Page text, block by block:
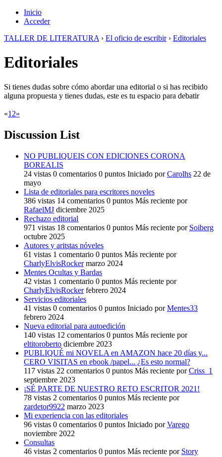
Inicio
Acceder
TALLER DE LITERATURA › El oficio de escribir › Editoriales
Editoriales
Si tienes dudas sobre cómo abordar una editorial o si has recibido
alguna propuesta y tienes dudas, este es tu espacio para debatir
«1 2»
Discussion List
NO PUBLIQUEIS CON EDICIONES CORONA
BOREALIS
24 vistas 0 comentarios 0 puntos Iniciado porCarolhs 22 de
mayo
Lista de editoriales para escritores noveles
386 vistas 14 comentarios 0 puntos Más reciente por
RafaelMJ diciembre 2025
Rechazo editorial
971 vistas 18 comentarios 0 puntos Más reciente por Soiberg
octubre 2025
Autores y aritstas nóveles
61 vistas 1 comentario 0 puntos Más reciente por
CharlyElvisRocker marzo 2024
Mentes Ocultas y Bardas
42 vistas 1 comentario 0 puntos Más reciente por
CharlyElvisRocker febrero 2024
Servicios editoriales
41 vistas 0 comentarios 0 puntos Iniciado porMentes33
febrero 2024
Nueva editorial para autoedición
140 vistas 12 comentarios 0 puntos Más reciente por
eltitoroberto diciembre 2023
PUBLIQUÉ mi NOVELA en AMAZON hace 20 días y...
CERO VISITAS en ebook /papel... ¿Es esto normal?
117 vistas 22 comentarios 0 puntos Más reciente porCriss_1
septiembre 2023
¡SÉ PARTE DE NUESTRO RETO ESCRITOR 2021!
78 vistas 2 comentarios 0 puntos Más reciente por
zardetor9922 marzo 2023
Mi experiencia con las editoriales
96 vistas 0 comentarios 0 puntos Iniciado porVarego
noviembre 2022
Consultas
46 vistas 2 comentarios 0 puntos Más reciente por Story